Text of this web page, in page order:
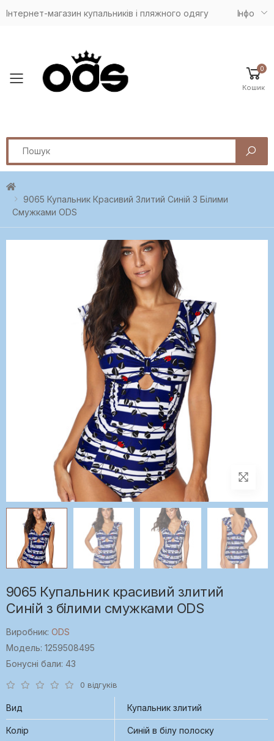
Інтернет-магазин купальників і пляжного одягу Iнфо
Toggle mobile menu
0
Кошик
Search
9065 Купальник Красивий Злитий Синій З Білими
Смужками ODS
9065 Купальник красивий злитий
Синій з білими смужками ODS
Виробник: ODS
Модель: 1259508495
Бонусні бали: 43
0 відгуків
Вид Купальник злитий
Колір Синій в білу полоску